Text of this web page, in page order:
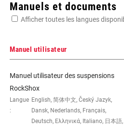
DIMENSION DE LA
26"
DÉBATTEMENT
160mm,
Manuels et documents
Afficher toutes les langues
Manuel utilisateur
Manuel utilisateur des suspensions
RockShox
Langue
:
English, 简体中文, Český Jazyk,
Dansk, Nederlands, Français,
Deutsch, Ελληνικά, Italiano, 日本語,